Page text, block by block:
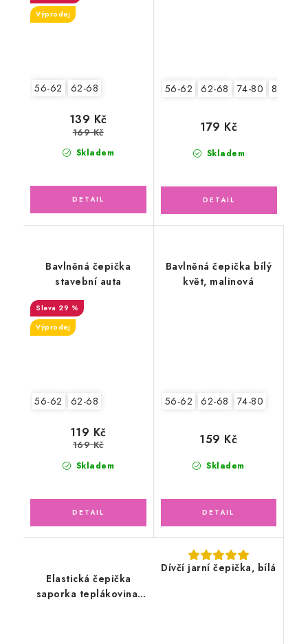
Výprodej
56-62 62-68
Skladem
139 Kč
169 Kč
56-62 62-68 74-80 80-86
Skladem
179 Kč
Bavlněná čepička
stavební auta
29 %
Výprodej
56-62 62-68
Skladem
119 Kč
169 Kč
Bavlněná čepička bílý
květ, malinová
56-62 62-68 74-80
Skladem
159 Kč
Elastická čepička
saporka teplákovina,
Dívčí jarní čepička, bílá